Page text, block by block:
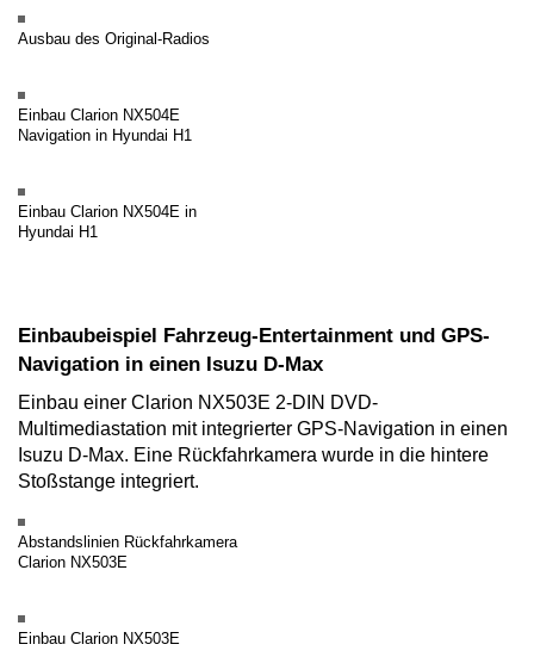
Ausbau des Original-Radios
Einbau Clarion NX504E
Navigation in Hyundai H1
Einbau Clarion NX504E in
Hyundai H1
Einbaubeispiel Fahrzeug-Entertainment und GPS-
Navigation in einen Isuzu D-Max
Einbau einer Clarion NX503E 2-DIN DVD-
Multimediastation mit integrierter GPS-Navigation in einen
Isuzu D-Max. Eine Rückfahrkamera wurde in die hintere
Stoßstange integriert.
Abstandslinien Rückfahrkamera
Clarion NX503E
Einbau Clarion NX503E